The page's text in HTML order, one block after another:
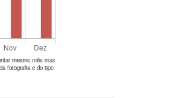
mesmo mês mas
fotografia e do tipo